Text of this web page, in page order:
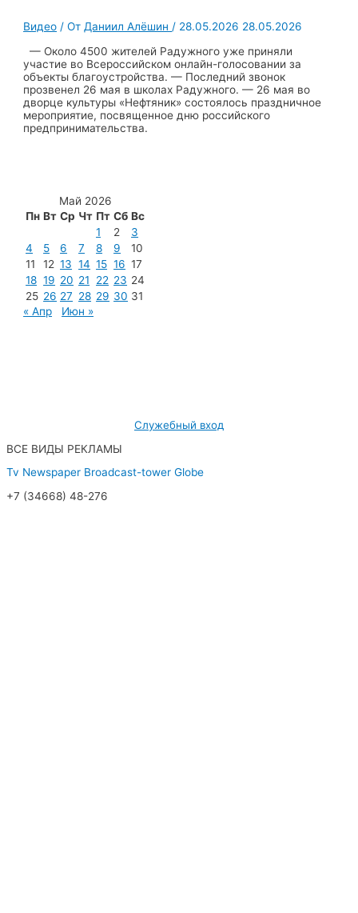
Видео / От Даниил Алёшин / 28.05.2026 28.05.2026
— Около 4500 жителей Радужного уже приняли
участие во Всероссийском онлайн-голосовании за
объекты благоустройства. — Последний звонок
прозвенел 26 мая в школах Радужного. — 26 мая во
дворце культуры «Нефтяник» состоялось праздничное
мероприятие, посвященное дню российского
предпринимательства.
Май 2026
Пн Вт Ср Чт Пт Сб Вс
1
2
3
4
5 6 7 8 9
10
11
12 13 14 15 16 17
18 19 20 21 22 23 24
25 26 27 28 29 30 31
« Апр
Июн »
Служебный вход
ВСЕ ВИДЫ РЕКЛАМЫ
Tv Newspaper Broadcast-tower Globe
+7 (34668) 48-276